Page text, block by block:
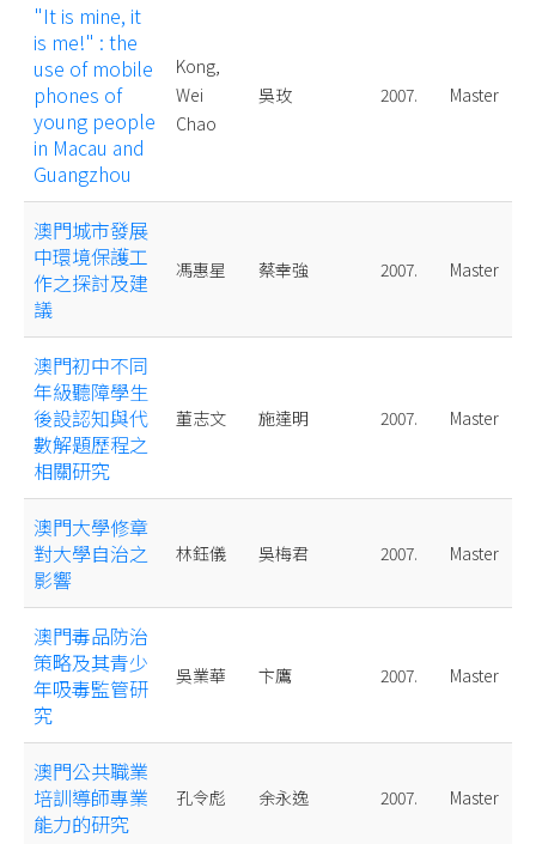
"It is mine, it
is me!" : the
use of mobile
phones of
young people
in Macau and
Guangzhou
Kong,
Wei
Chao
吳玫 2007. Master
澳門城市發展
中環境保護工
作之探討及建
議
馮惠星 蔡幸強 2007. Master
澳門初中不同
年級聽障學生
後設認知與代
數解題歷程之
相關研究
董志文 施達明 2007. Master
澳門大學修章
對大學自治之
影響
林鈺儀 吳梅君 2007. Master
澳門毒品防治
策略及其青少
年吸毒監管研
究
吳業華 卞鷹 2007. Master
澳門公共職業
培訓導師專業
能力的研究
孔令彪 余永逸 2007. Master